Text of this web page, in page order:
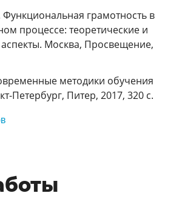
Функциональная грамотность в
процессе: теоретические и
Москва, Просвещение,
методики обучения
Петербург, Питер, 2017, 320 с.